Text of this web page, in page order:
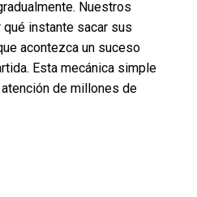
Nuestros
instante sacar sus
acontezca un suceso
Esta mecánica simple
de millones de